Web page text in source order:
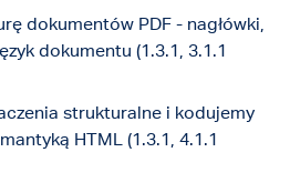
(4.1.1).
PDF można łatwo
ekranu wiedzą, jak
treść, np. po polsku, a
(3.1.1 WCAG).
naszej strony z supportem
- nie zaskoczą Cię
a układ strony jest
dokumentów PDF - nagłówki,
dokumentu (1.3.1, 3.1.1
strukturalne i kodujemy
HTML (1.3.1, 4.1.1